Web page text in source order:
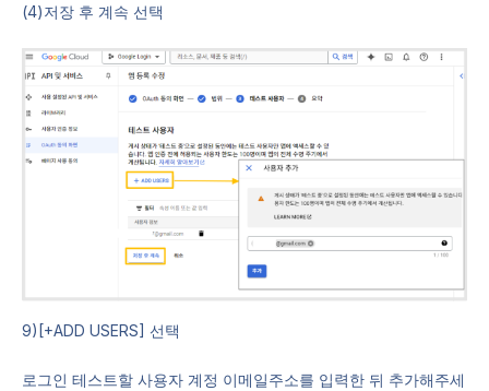
(4)저장 후 계속 선택
9)[+ADD USERS] 선택
로그인 테스트할 사용자 계정 이메일주소를 입력한 뒤 추가해주세